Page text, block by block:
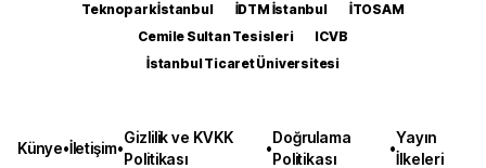
Teknopark İstanbul
İDTM İstanbul
İTOSAM
Cemile Sultan Tesisleri
ICVB
İstanbul Ticaret Üniversitesi
Künye•İletişim•
Gizlilik ve KVKK
Politikası
•
Doğrulama
Politikası
•
Yayın
İlkeleri